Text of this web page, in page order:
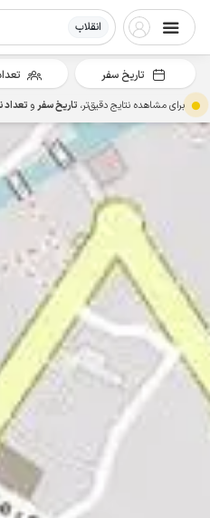
انقلاب
تاریخ سفر
برای مشاهده نتایج دقیق‌تر، تاریخ سفرو تعداد